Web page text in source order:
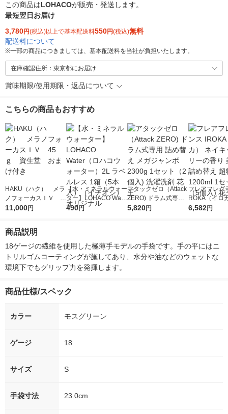
この商品はLOHACOが販売・発送します。
最短翌日お届け
3,780円(税込)以上で基本配送料550円(税込)無料
配送料について
※一部の商品につきましては、基本配送料を当社が負担いたします。
在庫確認住所：東京都にお届け
賞味期限/使用期限・返品について
こちらの商品もおすすめ
HAKU（ハク） メラ
ノフォーカスＩＶ 4
5ｇ 資生堂 おまけ
11,000円
【水・ミネラルウォー
ター】LOHACO Wate
r（ロハコウォータ
490円
アタックゼロ（Attack
ZERO) ドラム式専用
詰め替え メガジャン
5,820円
フレアフレグ
ROKA（イロ
イキッドリリ
6,582円
商品説明
18ゲージの繊維を使用した極薄手モデルの手袋です。手の平にはニ
トリルゴムコーティングが施してあり、水分や油などのウェットな
環境下でもグリップ力を発揮します。
商品仕様/スペック
カラー モスグリーン
ゲージ 18
サイズ S
手袋寸法 23.0cm